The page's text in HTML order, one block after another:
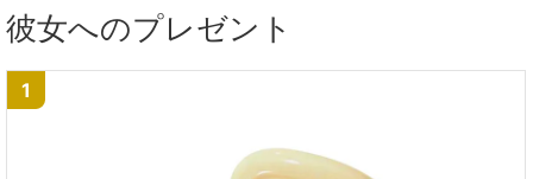
彼女へのプレゼント
1